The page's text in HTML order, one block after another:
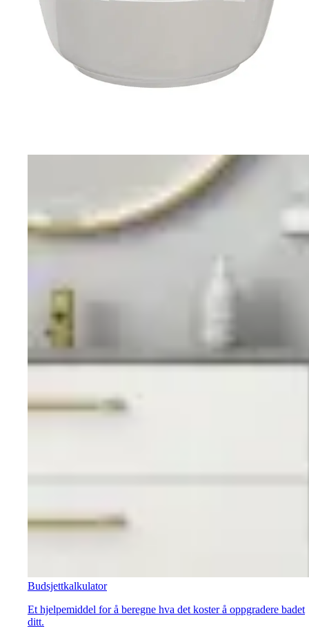
Budsjettkalkulator
Et hjelpemiddel for å beregne hva det koster å oppgradere badet
ditt.